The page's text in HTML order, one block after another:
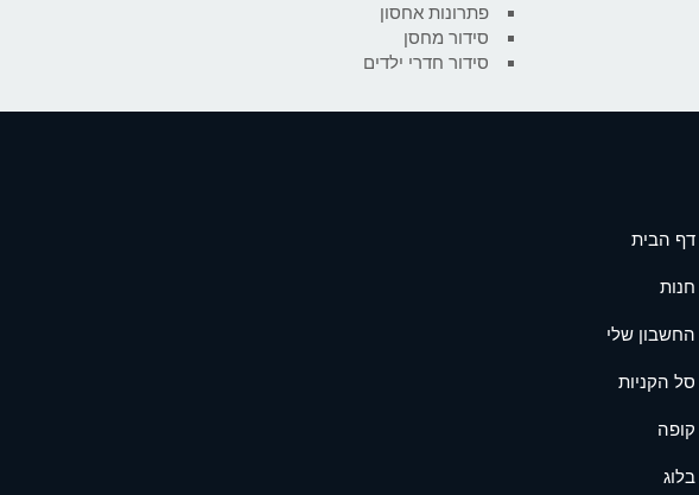
פתרונות אחסון
סידור מחסן
סידור חדרי ילדים
דף הבית
חנות
החשבון שלי
סל הקניות
קופה
בלוג